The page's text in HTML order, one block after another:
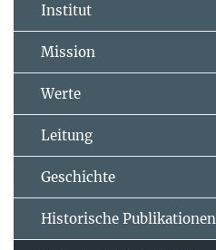
Institut
Mission
Werte
Leitung
Geschichte
Historische Publikationen